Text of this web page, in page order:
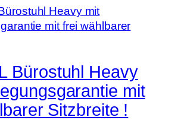
Bürostuhl Heavy
mit
Sitzbreite !